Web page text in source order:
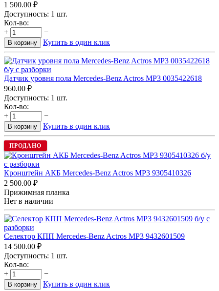
1 500.00 ₽
Доступность: 1 шт.
Кол-во:
+
−
В корзину Купить в один клик
Датчик уровня пола Mercedes-Benz Actros MP3 0035422618
960.00 ₽
Доступность: 1 шт.
Кол-во:
+
−
В корзину Купить в один клик
ПРОДАНО
Кронштейн АКБ Mercedes-Benz Actros MP3 9305410326
2 500.00 ₽
Прижимная планка
Нет в наличии
Селектор КПП Mercedes-Benz Actros MP3 9432601509
14 500.00 ₽
Доступность: 1 шт.
Кол-во:
+
−
В корзину Купить в один клик